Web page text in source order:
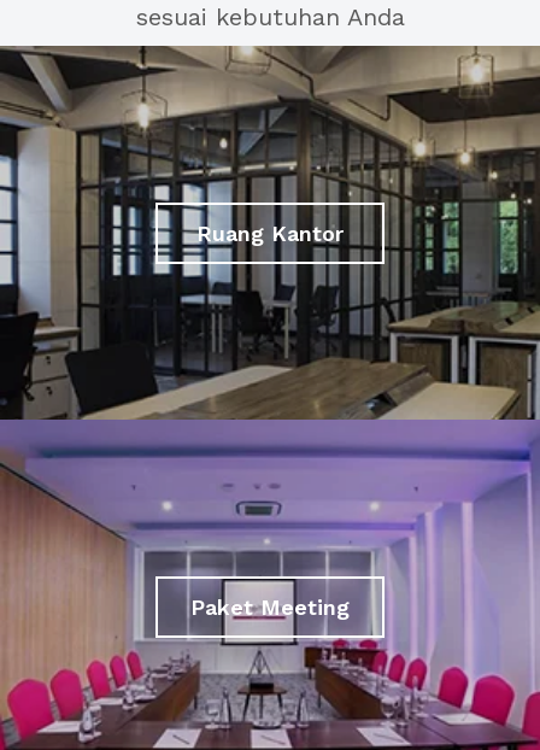
sesuai kebutuhan Anda
Ruang Kantor
Paket Meeting